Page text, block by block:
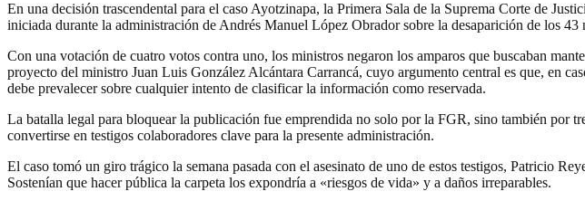
En una decisión trascendental para el caso Ayotzinapa, la Primera Sala de la Suprema Corte de
iniciada durante la administración de Andrés Manuel López Obrador sobre la desaparición de los 43
Con una votación de cuatro votos contra uno, los ministros negaron los amparos que buscaban
proyecto del ministro Juan Luis González Alcántara Carrancá, cuyo argumento central es que, en
debe prevalecer sobre cualquier intento de clasificar la información como reservada.
La batalla legal para bloquear la publicación fue emprendida no solo por la FGR, sino también por
convertirse en testigos colaboradores clave para la presente administración.
El caso tomó un giro trágico la semana pasada con el asesinato de uno de estos testigos, Patricio
Sostenían que hacer pública la carpeta los expondría a «riesgos de vida» y a daños irreparables.